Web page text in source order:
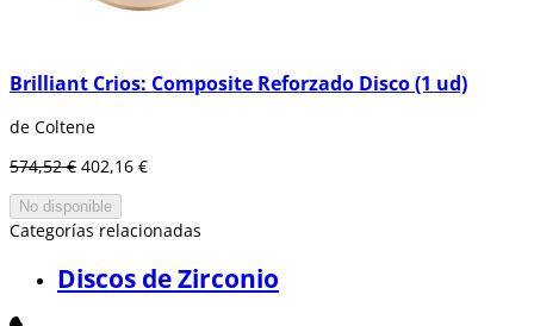
Brilliant Crios: Composite Reforzado Disco (1 ud)
de Coltene
574,52 € 402,16 €
No disponible
Categorías relacionadas
Discos de Zirconio